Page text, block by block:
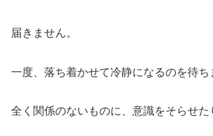
届きません。
一度、落ち着かせて冷静になるのを待ち
全く関係のないものに、意識をそらせた